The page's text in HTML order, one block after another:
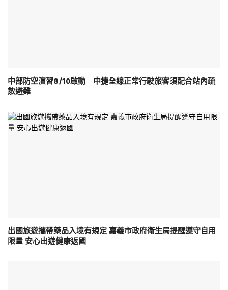
中部防空演習8/10啟動 中捷全線正常行駛旅客須配合站內疏
散避難
出國旅遊攜帶藥品入境有規定 嘉義市政府衛生局提醒遵守自用
限量 安心出遊健康返國